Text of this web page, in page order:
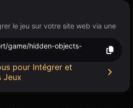
le jeu sur votre site web via une
game/hidden-objects-
pour Intégrer et
Jeux